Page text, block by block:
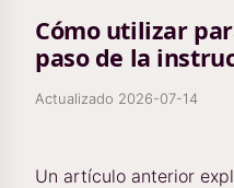
Cómo utilizar
paso de la
Actualizado 2026-07-14
Un artículo anterior